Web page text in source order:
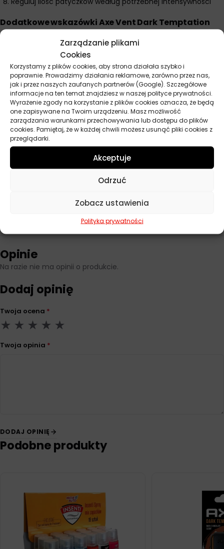
Zarządzanie plikami
Cookies
Korzystamy z plików cookies, aby strona działała szybko i
poprawnie. Prowadzimy działania reklamowe, zarówno przez nas,
jak i przez naszych zaufanych partnerów (Google). Szczegółowe
informacje na ten temat znajdziesz w naszej polityce prywatności.
Wyrażenie zgody na korzystanie z plików cookies oznacza, że będą
one zapisywane na Twoim urządzeniu. Masz możliwość
zarządzania warunkami przechowywania lub dostępu do plików
cookies. Pamiętaj, że w każdej chwili możesz usunąć pliki cookies z
przeglądarki.
Akceptuje
Odrzuć
Zobacz ustawienia
Polityka prywatności
Dodatkowe wskazówki Axe Vent Dark Temptation
Rozpocznij od włożenia tylko części patyczków aby sprawdzić
intensywność zapachu Black we wnętrzu. Najlepsze efekty
uzyskasz montując na centralnej kratce nawiewu skierowanej
do kabiny pasażerskiej. nikaj kratek skierowanych bezpośrednio
na przednie lub tylne szyby – może powodować zaparowanie.
trybie recyrkulacji powietrza zapach będzie się koncentrować i
utrzymywać znacznie dłużej. eśli intensywność zapachu
zmniejszy się, dodaj kolejny patyczek zamiast wymieniać całe
opakowanie. ysoka temperatura latem może zwiększyć
intensywność uwalniania aromatu Black z patyczków.
Parametry techniczne
Axe
Opinie
Na razie nie ma opinii o produkcie.
Dodaj opinię
Twoja ocena *
Twoja opinia *
DODAJ OPINIĘ
Podobne produkty